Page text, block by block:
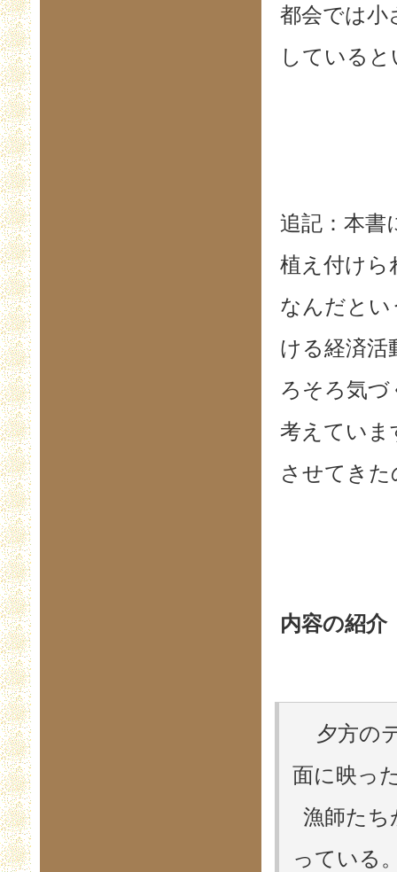
都会では小
している
追記：本書
植え付けら
なんだとい
ける経済活
ろそろ気
考えていま
させてき
内容の紹介
夕方の
面に映っ
漁師たち
っている